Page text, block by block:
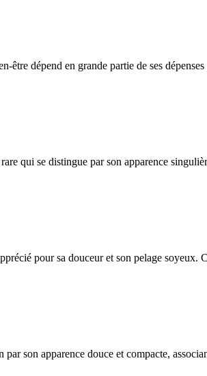
dépend en grande partie de ses
qui se distingue par son apparence
pour sa douceur et son pelage
son apparence douce et compacte,